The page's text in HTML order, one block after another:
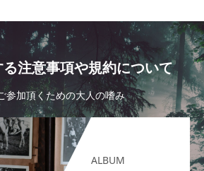
注意事項や規約について
参加頂くための大人の嗜み
ALBUM